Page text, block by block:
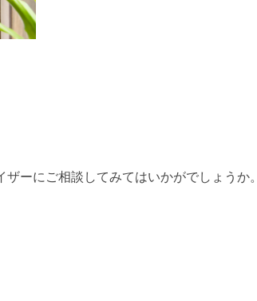
ーにご相談してみてはいかがでしょうか。